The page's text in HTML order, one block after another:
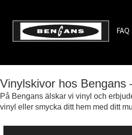
FAQ
Vinylskivor hos Bengans
På Bengans älskar vi vinyl och
vinyl eller smycka ditt hem med ditt